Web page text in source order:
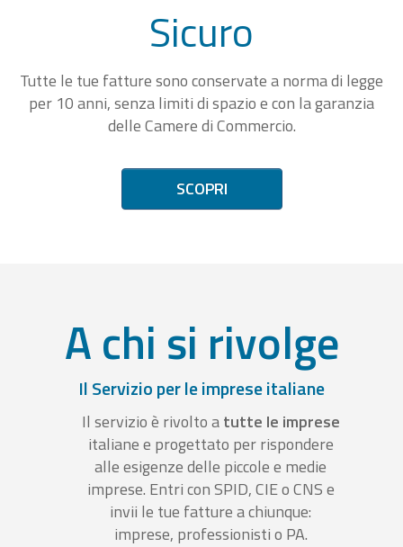
Sicuro
Tutte le tue fatture sono conservate a norma di legge
per 10 anni, senza limiti di spazio e con la garanzia
delle Camere di Commercio.
SCOPRI
A chi si rivolge
Il Servizio per le imprese italiane
Il servizio è rivolto atutte le imprese
italiane e progettato per rispondere
alle esigenze delle piccole e medie
imprese. Entri con SPID, CIE o CNS e
invii le tue fatture a chiunque:
imprese, professionisti o PA.